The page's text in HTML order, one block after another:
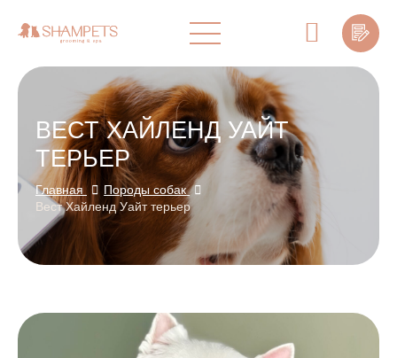
ВЕСТ ХАЙЛЕНД УАЙТ
ТЕРЬЕР
Главная
Породы собак
Вест Хайленд Уайт терьер